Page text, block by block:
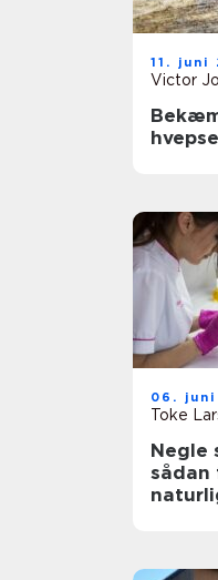
11. juni
Victor
06. juni
Toke
Negle
sådan